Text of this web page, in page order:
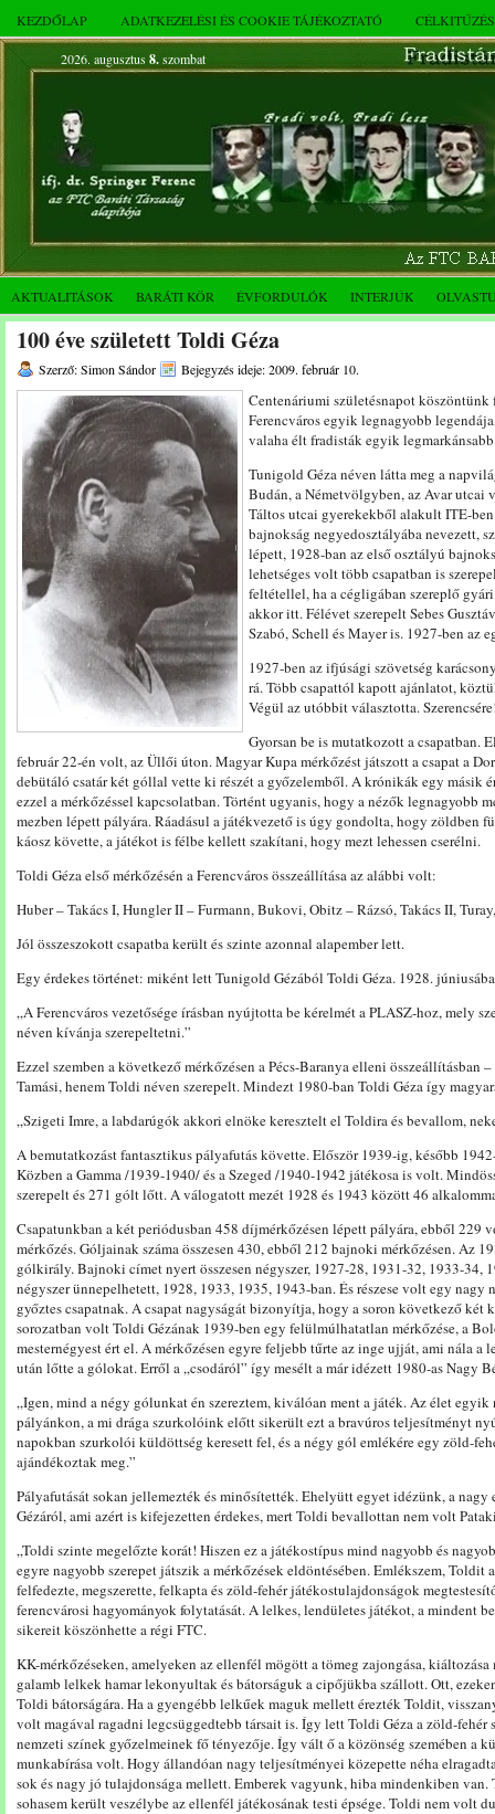
KEZDŐLAP ADATKEZELÉSI ÉS COOKIE TÁJÉKOZTATÓ
2026. augusztus 8.szombat
AKTUALITÁSOK BARÁTI KÖR ÉVFORDULÓK INTERJÚK
100 éve született Toldi Géza
Szerző: Simon Sándor Bejegyzés ideje: 2009. február 10.
Centenáriumi születésnapot köszöntünk
Ferencváros egyik legnagyobb
valaha élt fradisták egyik
Tunigold Géza néven látta meg a
Budán, a Németvölgyben, az Avar utcai
Táltos utcai gyerekekből alakult ITE-
bajnokság negyedosztályába nevezett,
lépett, 1928-ban az első osztályú
lehetséges volt több csapatban is
feltétellel, ha a cégligában szereplő
akkor itt. Félévet szerepelt Sebes
Szabó, Schell és Mayer is. 1927-ben az
1927-ben az ifjúsági szövetség
rá. Több csapattól kapott ajánlatot,
Végül az utóbbit választotta.
Gyorsan be is mutatkozott a csapatban.
február 22-én volt, az Üllői úton. Magyar Kupa mérkőzést játszott a csapat a
debütáló csatár két góllal vette ki részét a győzelemből. A krónikák egy másik
ezzel a mérkőzéssel kapcsolatban. Történt ugyanis, hogy a nézők legnagyobb
mezben lépett pályára. Ráadásul a játékvezető is úgy gondolta, hogy zöldben
káosz követte, a játékot is félbe kellett szakítani, hogy mezt lehessen cserélni.
Toldi Géza első mérkőzésén a Ferencváros összeállítása az alábbi volt:
Huber – Takács I, Hungler II – Furmann, Bukovi, Obitz – Rázsó, Takács II,
Jól összeszokott csapatba került és szinte azonnal alapember lett.
Egy érdekes történet: miként lett Tunigold Gézából Toldi Géza. 1928.
„A Ferencváros vezetősége írásban nyújtotta be kérelmét a PLASZ-hoz, mely
néven kívánja szerepeltetni.”
Ezzel szemben a következő mérkőzésen a Pécs-Baranya elleni összeállításban
Tamási, henem Toldi néven szerepelt. Mindezt 1980-ban Toldi Géza így
„Szigeti Imre, a labdarúgók akkori elnöke keresztelt el Toldira és bevallom,
A bemutatkozást fantasztikus pályafutás követte. Először 1939-ig, később
Közben a Gamma /1939-1940/ és a Szeged /1940-1942 játékosa is volt.
szerepelt és 271 gólt lőtt. A válogatott mezét 1928 és 1943 között 46
Csapatunkban a két periódusban 458 díjmérkőzésen lépett pályára, ebből 229
mérkőzés. Góljainak száma összesen 430, ebből 212 bajnoki mérkőzésen. Az
gólkirály. Bajnoki címet nyert összesen négyszer, 1927-28, 1931-32, 1933-34,
négyszer ünnepelhetett, 1928, 1933, 1935, 1943-ban. És részese volt egy
győztes csapatnak. A csapat nagyságát bizonyítja, hogy a soron következő két
sorozatban volt Toldi Gézának 1939-ben egy felülmúlhatatlan mérkőzése, a
mesternégyest ért el. A mérkőzésen egyre feljebb tűrte az inge ujját, ami nála a
után lőtte a gólokat. Erről a „csodáról” így mesélt a már idézett 1980-as Nagy
„Igen, mind a négy gólunkat én szereztem, kiválóan ment a játék. Az élet
pályánkon, a mi drága szurkolóink előtt sikerült ezt a bravúros teljesítményt
napokban szurkolói küldöttség keresett fel, és a négy gól emlékére egy zöld-
ajándékoztak meg.”
Pályafutását sokan jellemezték és minősítették. Ehelyütt egyet idézünk, a
Gézáról, ami azért is kifejezetten érdekes, mert Toldi bevallottan nem volt
„Toldi szinte megelőzte korát! Hiszen ez a játékostípus mind nagyobb és
egyre nagyobb szerepet játszik a mérkőzések eldöntésében. Emlékszem, Toldit
felfedezte, megszerette, felkapta és zöld-fehér játékostulajdonságok
ferencvárosi hagyományok folytatását. A lelkes, lendületes játékot, a mindent
sikereit köszönhette a régi FTC.
KK-mérkőzéseken, amelyeken az ellenfél mögött a tömeg zajongása,
galamb lelkek hamar lekonyultak és bátorságuk a cipőjükba szállott. Ott,
Toldi bátorságára. Ha a gyengébb lelkűek maguk mellett érezték Toldit,
volt magával ragadni legcsüggedtebb társait is. Így lett Toldi Géza a zöld-fehér
nemzeti színek győzelmeinek fő tényezője. Így vált ő a közönség szemében a
munkabírása volt. Hogy állandóan nagy teljesítményei közepette néha
sok és nagy jó tulajdonsága mellett. Emberek vagyunk, hiba mindenkiben
sohasem került veszélybe az ellenfél játékosának testi épsége. Toldi nem volt